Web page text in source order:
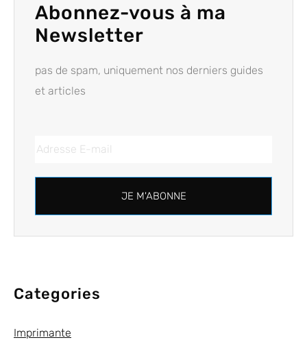
Abonnez-vous à ma
Newsletter
pas de spam, uniquement nos derniers guides
et articles
JE M'ABONNE
Categories
Imprimante